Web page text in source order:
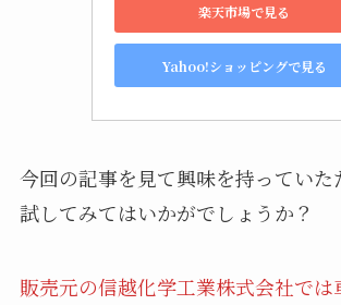
楽天市場で見る
Yahoo!ショッピングで見る
今回の記事を見て興味を持っていた
試してみてはいかがでしょうか？
販売元の信越化学工業株式会社では